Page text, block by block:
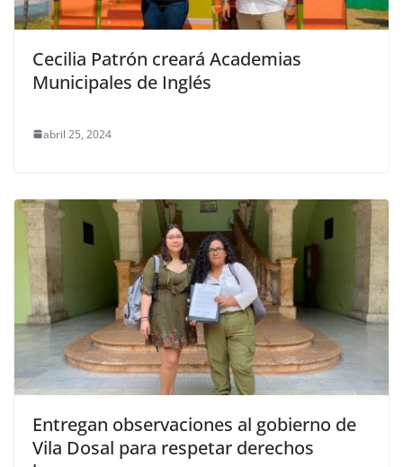
Cecilia Patrón creará Academias
Municipales de Inglés
abril 25, 2024
Entregan observaciones al gobierno de
Vila Dosal para respetar derechos